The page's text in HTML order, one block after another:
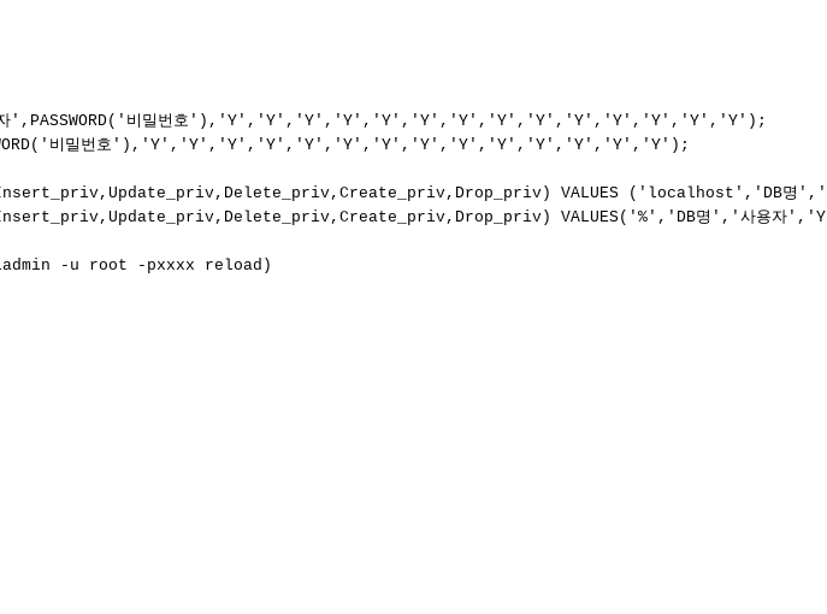
사용자',PASSWORD('비밀번호'),'Y','Y','Y','Y','Y','Y','Y','Y','Y','Y','Y','Y','Y','Y');
비밀번호'),'Y','Y','Y','Y','Y','Y','Y','Y','Y','Y','Y','Y','Y','Y');
VALUES
VALUES('%','DB명','사
-u root -pxxxx reload)